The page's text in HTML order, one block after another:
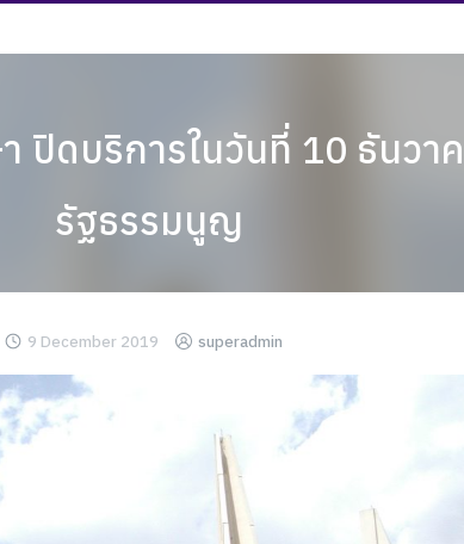
ปิดบริการในวันที่ 10 ธันวา
รัฐธรรมนูญ
9 December 2019 superadmin